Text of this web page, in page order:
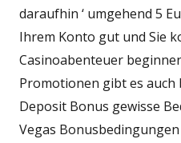
daraufhin ‘ umgehend 5
Ihrem Konto gut und Sie
Casinoabenteuer
Promotionen gibt es auch
Deposit Bonus gewisse
Vegas